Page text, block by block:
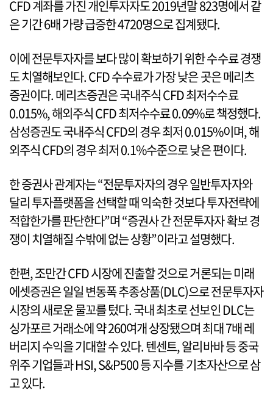
CFD 계좌를 가진 개인투자자도 2019년말 823명에서 같
은 기간 6배 가량 급증한 4720명으로 집계됐다.
이에 전문투자자를 보다 많이 확보하기 위한 수수료 경쟁
도 치열해보인다. CFD 수수료가 가장 낮은 곳은 메리츠
증권이다. 메리츠증권은 국내주식 CFD 최저수수료
0.015%, 해외주식 CFD 최저수수료 0.09%로 책정했다.
삼성증권도 국내주식 CFD의 경우 최저 0.015%이며, 해
외주식 CFD의 경우 최저 0.1%수준으로 낮은 편이다.
한 증권사 관계자는 “전문투자자의 경우 일반투자자와
달리 투자플랫폼을 선택할 때 익숙한 것보다 투자전략에
적합한가를 판단한다”며 “증권사 간 전문투자자 확보 경
쟁이 치열해질 수밖에 없는 상황”이라고 설명했다.
한편, 조만간 CFD 시장에 진출할 것으로 거론되는 미래
에셋증권은 일일 변동폭 추종상품(DLC)으로 전문투자자
시장의 새로운 물꼬를 텄다. 국내 최초로 선보인 DLC는
싱가포르 거래소에 약 260여개 상장됐으며 최대 7배 레
버리지 수익을 기대할 수 있다. 텐센트, 알리바바 등 중국
위주 기업들과 HSI, S&P500 등 지수를 기초자산으로 삼
고 있다.